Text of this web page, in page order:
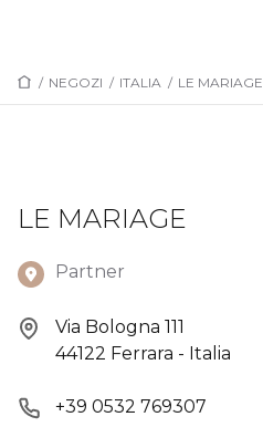
/ NEGOZI / ITALIA / LE MARIAGE
LE MARIAGE
Partner
Via Bologna 111
44122 Ferrara - Italia
+39 0532 769307